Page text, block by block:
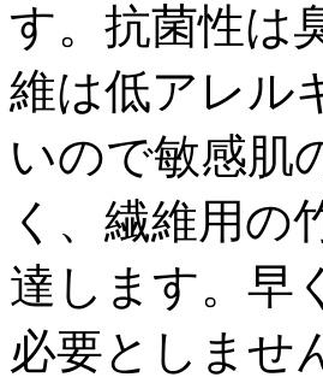
す。抗菌性は
維は低アレル
いので敏感肌
く、繊維用の
達します。早
必要としませ